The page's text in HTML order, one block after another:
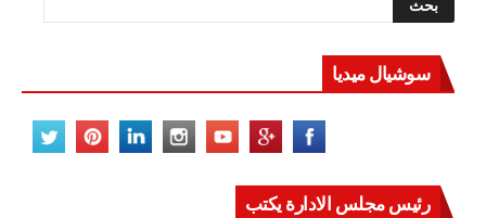
مستمرة
سوشيال ميديا
رئيس مجلس الادارة يكتب